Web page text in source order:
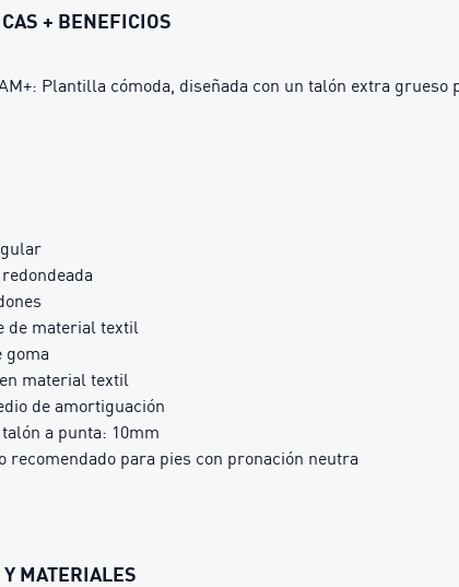
+ BENEFICIOS
Plantilla cómoda, diseñada con un talón extra
de material textil
goma
material textil
de amortiguación
a punta: 10mm
recomendado para pies con pronación neutra
MATERIALES